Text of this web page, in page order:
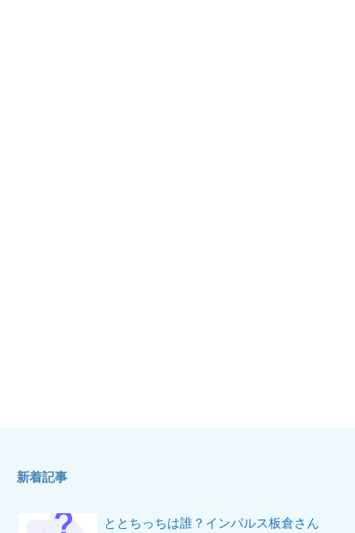
新着記事
ととちっちは誰？インパルス板倉さん